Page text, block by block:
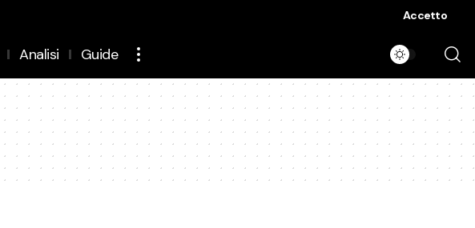
Accetto
Analisi Guide